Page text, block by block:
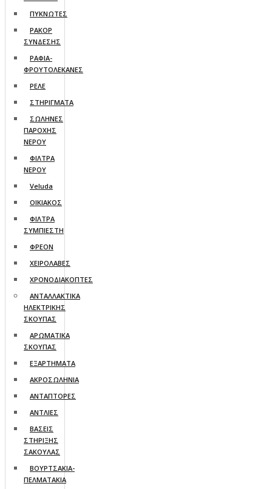
ΠΥΚΝΩΤΕΣ
ΡΑΚΟΡ
ΣΥΝΔΕΣΗΣ
ΡΑΦΙΑ-
ΦΡΟΥΤΟΛΕΚΑΝΕΣ
ΡΕΛΕ
ΣΤΗΡΙΓΜΑΤΑ
ΣΩΛΗΝΕΣ
ΠΑΡΟΧΗΣ
ΝΕΡΟΥ
ΦΙΛΤΡΑ
ΝΕΡΟΥ
Veluda
ΟΙΚΙΑΚΟΣ
ΦΙΛΤΡΑ
ΣΥΜΠΙΕΣΤΗ
ΦΡΕΟΝ
ΧΕΙΡΟΛΑΒΕΣ
ΧΡΟΝΟΔΙΑΚΟΠΤΕΣ
ΑΝΤΑΛΛΑΚΤΙΚΑ
ΗΛΕΚΤΡΙΚΗΣ
ΣΚΟΥΠΑΣ
ΑΡΩΜΑΤΙΚΑ
ΣΚΟΥΠΑΣ
ΕΞΑΡΤΗΜΑΤΑ
ΑΚΡΟΣΩΛΗΝΙΑ
ΑΝΤΑΠΤΟΡΕΣ
ΑΝΤΛΙΕΣ
ΒΑΣΕΙΣ
ΣΤΗΡΙΞΗΣ
ΣΑΚΟΥΛΑΣ
ΒΟΥΡΤΣΑΚΙΑ-
ΠΕΛΜΑΤΑΚΙA